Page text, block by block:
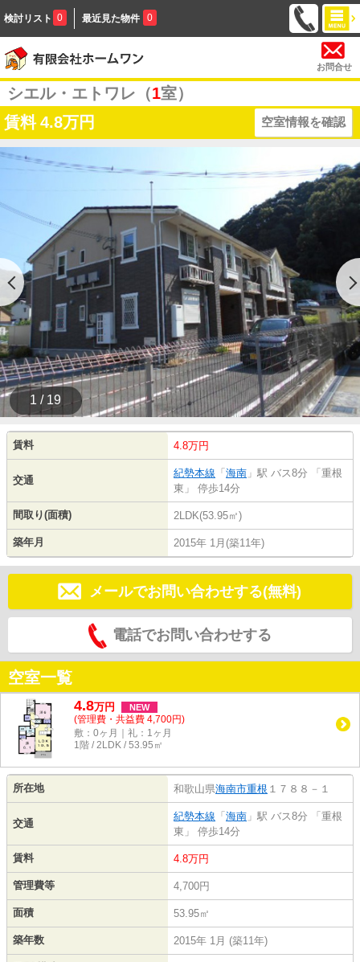
検討リスト 0 最近見た物件 0
お問合せ
シエル・エトワレ（1室）
賃料 4.8万円 空室情報を確認
1 / 19
賃料 4.8万円
交通
紀勢本線 「 海南 」駅 バス8分 「重根
東」 停歩14分
間取り(面積) 2LDK(53.95㎡)
築年月 2015年 1月(築11年)
メールでお問い合わせする(無料)
電話でお問い合わせする
空室一覧
4.8万円 NEW
(管理費・共益費 4,700円)
敷：0ヶ月｜礼：1ヶ月
1階 / 2LDK / 53.95㎡
所在地 和歌山県海南市重根 １７８８－１
交通
紀勢本線 「 海南 」駅 バス8分 「重根
東」 停歩14分
賃料 4.8万円
管理費等 4,700円
面積 53.95㎡
築年数 2015年 1月 (築11年)